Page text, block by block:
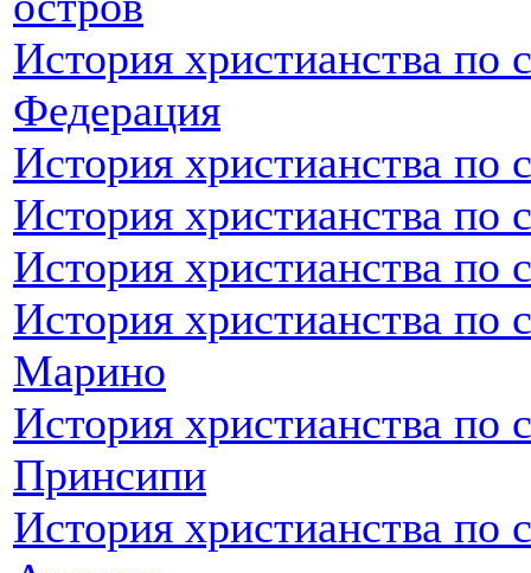
История христианства по
Федерация
История христианства по
История христианства
История христианства по
История христианства по
Марино
История христианства
Принсипи
История христианства по